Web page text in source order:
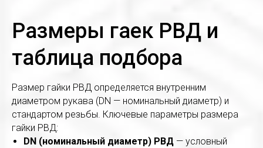
Размеры гаек РВД и
таблица подбора
Размер гайки РВД определяется внутренним
диаметром рукава (DN — номинальный диаметр) и
стандартом резьбы. Ключевые параметры размера
гайки РВД:
DN (номинальный диаметр) РВД — условный